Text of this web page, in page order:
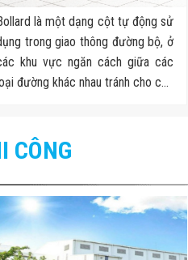
là một dạng cột tự động sử
trong giao thông đường bộ, ở
khu vực ngăn cách giữa các
đường khác nhau tránh cho các
CÔNG